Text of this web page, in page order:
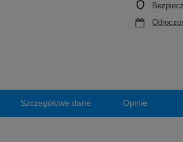
Szczegółowe dane Opinie